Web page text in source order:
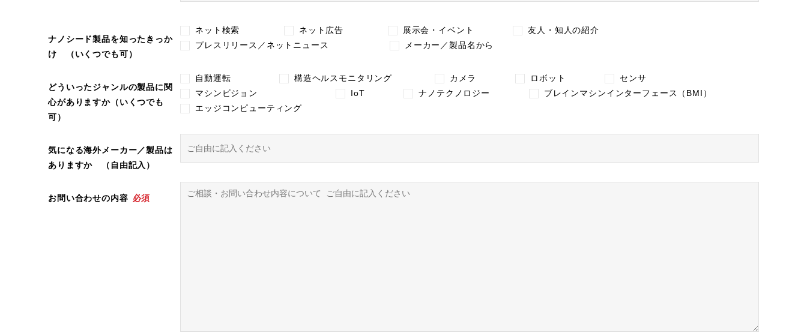
ナノシード製品を知ったきっか
け （いくつでも可）
ネット検索 ネット広告 展示会・イベント
友人・知人の紹介
プレスリリース／ネットニュース
メーカー／製品名から
どういったジャンルの製品に関
心がありますか（いくつでも
可）
自動運転 構造ヘルスモニタリング カメラ ロボット
センサ
マシンビジョン
IoT ナノテクノロジー
ブレインマシンインターフェース（BMI）
エッジコンピューティング
気になる海外メーカー／製品は
ありますか （自由記入）
お問い合わせの内容 必須